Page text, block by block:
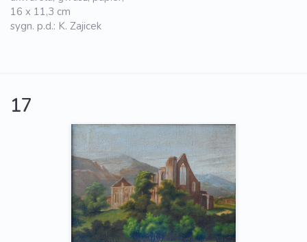
16 x 11,3 cm
sygn. p.d.: K. Zajicek
17